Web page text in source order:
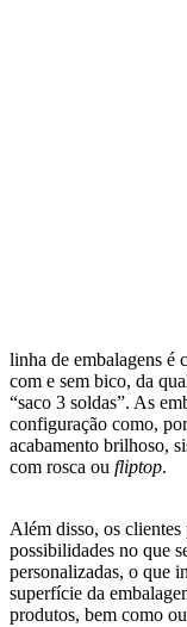
linha de embalagens é
com e sem bico, da
“saco 3 soldas”. As
configuração como,
acabamento brilhoso,
com rosca ou fliptop.
Além disso, os clientes
possibilidades no que
personalizadas, o que
superfície da
produtos, bem como